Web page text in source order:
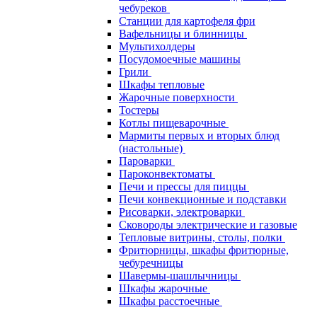
чебуреков
Станции для картофеля фри
Вафельницы и блинницы
Мультихолдеры
Посудомоечные машины
Грили
Шкафы тепловые
Жарочные поверхности
Тостеры
Котлы пищеварочные
Мармиты первых и вторых блюд
(настольные)
Пароварки
Пароконвектоматы
Печи и прессы для пиццы
Печи конвекционные и подставки
Рисоварки, электроварки
Сковороды электрические и газовые
Тепловые витрины, столы, полки
Фритюрницы, шкафы фритюрные,
чебуречницы
Шавермы-шашлычницы
Шкафы жарочные
Шкафы расстоечные